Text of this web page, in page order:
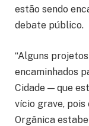
estão sendo
debate público.
“Alguns
encaminhados
Cidade — que
vício grave, pois
Orgânica